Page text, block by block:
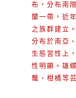
布，分布南
蘭一帶，近
之族群建立
分布於南亞
生態習性上
性明顯。雄
虌、柑橘等